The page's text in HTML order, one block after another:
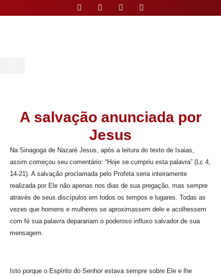
A salvação anunciada por
Jesus
Na Sinagoga de Nazaré Jesus, após a leitura do texto de Isaias,
assim começou seu comentário: “Hoje se cumpriu esta palavra” (Lc 4,
14-21). A salvação proclamada pelo Profeta seria inteiramente
realizada por Ele não apenas nos dias de sua pregação, mas sempre
através de seus discípulos em todos os tempos e lugares. Todas as
vezes que homens e mulheres se aproximassem dele e acolhessem
com fé sua palavra deparariam o poderoso influxo salvador de sua
mensagem.
Isto porque o Espírito do Senhor estava sempre sobre Ele e lhe